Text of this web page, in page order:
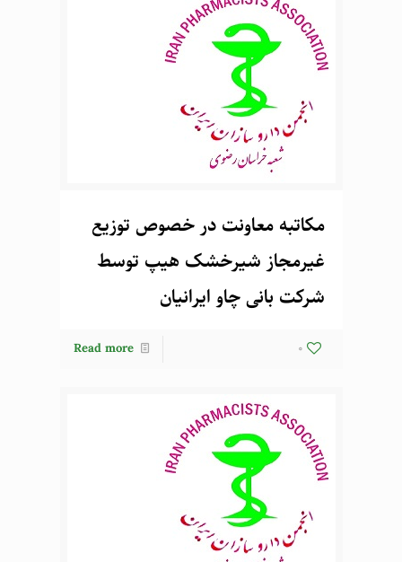
مکاتبه معاونت در خصوص توزیع
غیرمجاز شیرخشک هیپ توسط
شرکت بانی چاو ایرانیان
0
Read more